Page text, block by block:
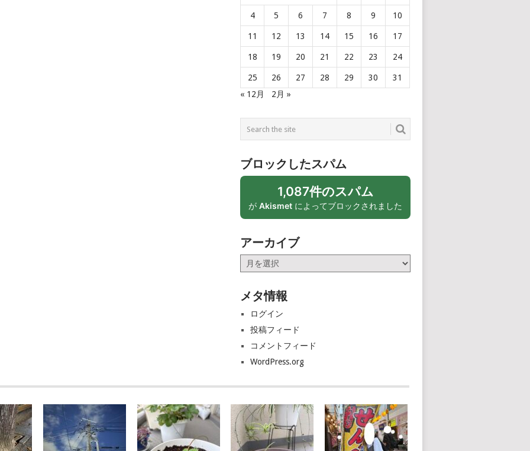
4 5 6 7 8 9 10
11 12 13 14 15 16 17
18 19 20 21 22 23 24
25 26 27 28 29 30
31
« 12月
2月 »
ブロックしたスパム
1,087件のスパム
がAkismet によってブロックされました
アーカイブ
ア
ー
イ
メタ情報
ログイン
投稿フィード
コメントフィード
WordPress.org